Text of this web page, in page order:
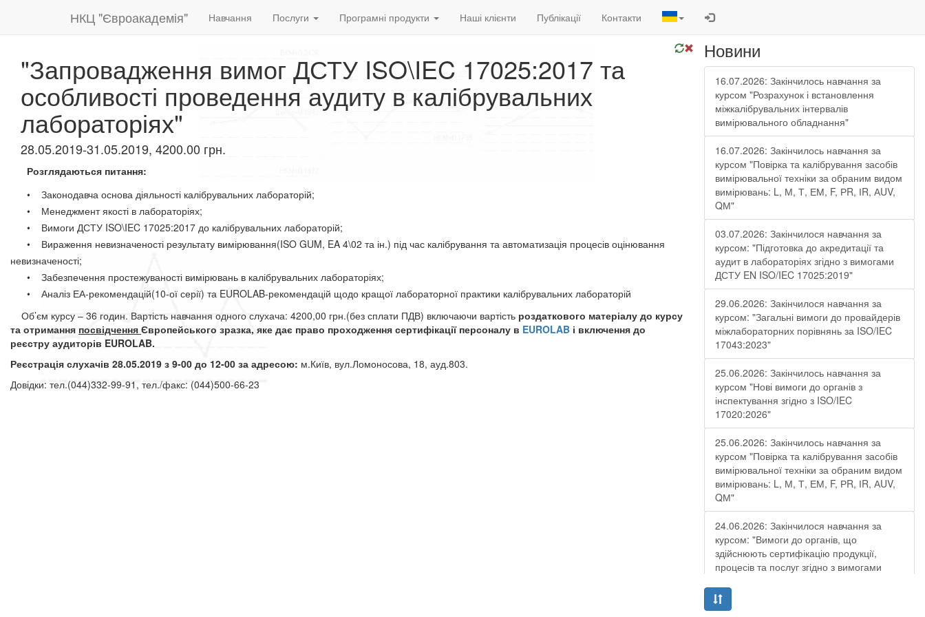
НКЦ "Євроакадемія" Навчання Послуги Програмні продукти Наші клієнти Публікації Контакти
"Запровадження вимог ДСТУ ISO\IEC 17025:2017 та
особливості проведення аудиту в калібрувальних
лабораторіях"
28.05.2019-31.05.2019, 4200.00 грн.
Розглядаються питання:
• Законодавча основа діяльності калібрувальних лабораторій;
• Менеджмент якості в лабораторіях;
• Вимоги ДСТУ ISO\IEC 17025:2017 до калібрувальних лабораторій;
• Вираження невизначеності результату вимірювання(ISO GUM, EA 4\02 та ін.) під час калібрування та автоматизація процесів оцінювання
невизначеності;
• Забезпечення простежуваності вимірювань в калібрувальних лабораторіях;
• Аналіз ЕА-рекомендацій(10-ої серії) та EUROLAB-рекомендацій щодо кращої лабораторної практики калібрувальних лабораторій
Об’єм курсу – 36 годин. Вартість навчання одного слухача: 4200,00 грн.(без сплати ПДВ) включаючи вартість роздаткового матеріалу до курсу
та отримання посвідчення Європейського зразка, яке дає право проходження сертифікації персоналу в EUROLAB і включення до
реєстру аудиторів EUROLAB.
Реєстрація слухачів 28.05.2019 з 9-00 до 12-00 за адресою: м.Київ, вул.Ломоносова, 18, ауд.803.
Довідки: тел.(044)332-99-91, тел./факс: (044)500-66-23
Новини
16.07.2026: Закінчилось навчання за
курсом "Розрахунок і встановлення
міжкалібрувальних інтервалів
вимірювального обладнання"
16.07.2026: Закінчилось навчання за
курсом "Повірка та калібрування засобів
вимірювальної техніки за обраним видом
вимірювань: L, М, Т, ЕМ, F, РR, ІR, АUV,
QМ"
03.07.2026: Закінчилося навчання за
курсом: "Підготовка до акредитації та
аудит в лабораторіях згідно з вимогами
ДСТУ EN ISO/IEC 17025:2019"
29.06.2026: Закінчилося навчання за
курсом: "Загальні вимоги до провайдерів
міжлабораторних порівнянь за ISO/IEC
17043:2023"
25.06.2026: Закінчилось навчання за
курсом "Нові вимоги до органів з
інспектування згідно з ISO/IEC
17020:2026"
25.06.2026: Закінчилось навчання за
курсом "Повірка та калібрування засобів
вимірювальної техніки за обраним видом
вимірювань: L, М, Т, ЕМ, F, РR, ІR, АUV,
QМ"
24.06.2026: Закінчилося навчання за
курсом: "Вимоги до органів, що
здійснюють сертифікацію продукції,
процесів та послуг згідно з вимогами
19.06.2026: Закінчилося навчання за